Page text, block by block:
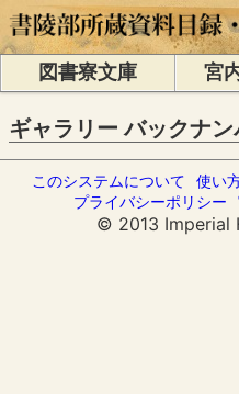
図書寮文庫 宮
ギャラリー バックナン
このシステムについて 使い
プライバシーポリシー
© 2013 Imperial